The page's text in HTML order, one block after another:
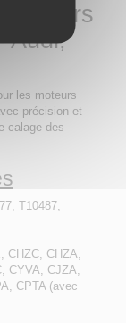
Audi,
les moteurs
précision et
calage des
T10487,
CHZC, CHZA,
CYVA, CJZA,
CPTA (avec